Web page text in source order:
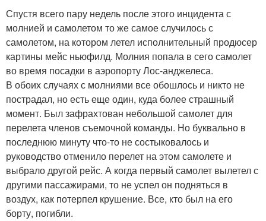
Спустя всего пару недель после этого инцидента с
молнией и самолетом то же самое случилось с
самолетом, на котором летел исполнительный продюсер
картины мейс ньюфилд. Молния попала в сего самолет
во время посадки в аэропорту Лос-анджелеса.
В обоих случаях с молниями все обошлось и никто не
пострадал, но есть еще один, куда более страшный
момент. Был зафрахтован небольшой самолет для
перелета членов съемочной команды. Но буквально в
последнюю минуту что-то не состыковалось и
руководство отменило перелет на этом самолете и
выбрало другой рейс. А когда первый самолет вылетел с
другими пассажирами, то не успел он подняться в
воздух, как потерпел крушение. Все, кто был на его
борту, погибли.